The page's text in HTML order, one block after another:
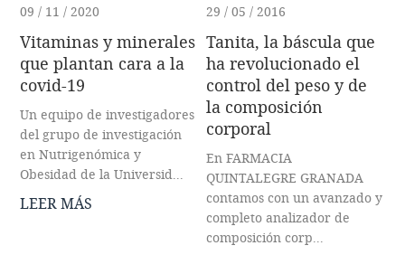
09 / 11 / 2020
Vitaminas y minerales
que plantan cara a la
covid-19
Un equipo de investigadores
del grupo de investigación
en Nutrigenómica y
Obesidad de la Universid...
LEER MÁS
29 / 05 / 2016
Tanita, la báscula que
ha revolucionado el
control del peso y de
la composición
corporal
En FARMACIA
QUINTALEGRE GRANADA
contamos con un avanzado y
completo analizador de
composición corp...